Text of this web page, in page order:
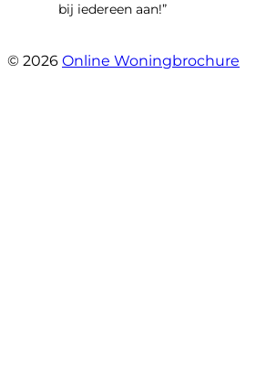
bij iedereen aan!”
© 2026 Online Woningbrochure